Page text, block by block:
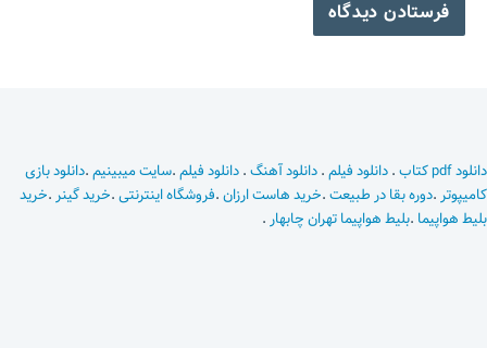
دانلود pdf کتاب .دانلود فیلم.دانلود آهنگ.دانلود فیلم.سایت میبینیم.دانلود بازی
کامیپوتر .دوره بقا در طبیعت.خرید هاست ارزان.فروشگاه اینترنتی.خرید گینر .خرید
بلیط هواپیما .بلیط هواپیما تهران چابهار .